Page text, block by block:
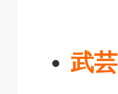
武芸